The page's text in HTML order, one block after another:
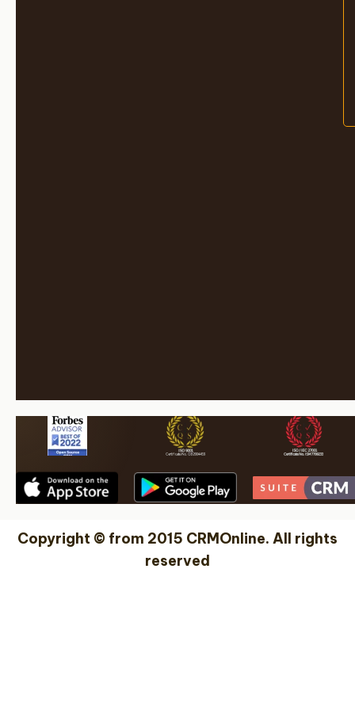
Copyright © from 2015 CRMOnline. All rights
reserved